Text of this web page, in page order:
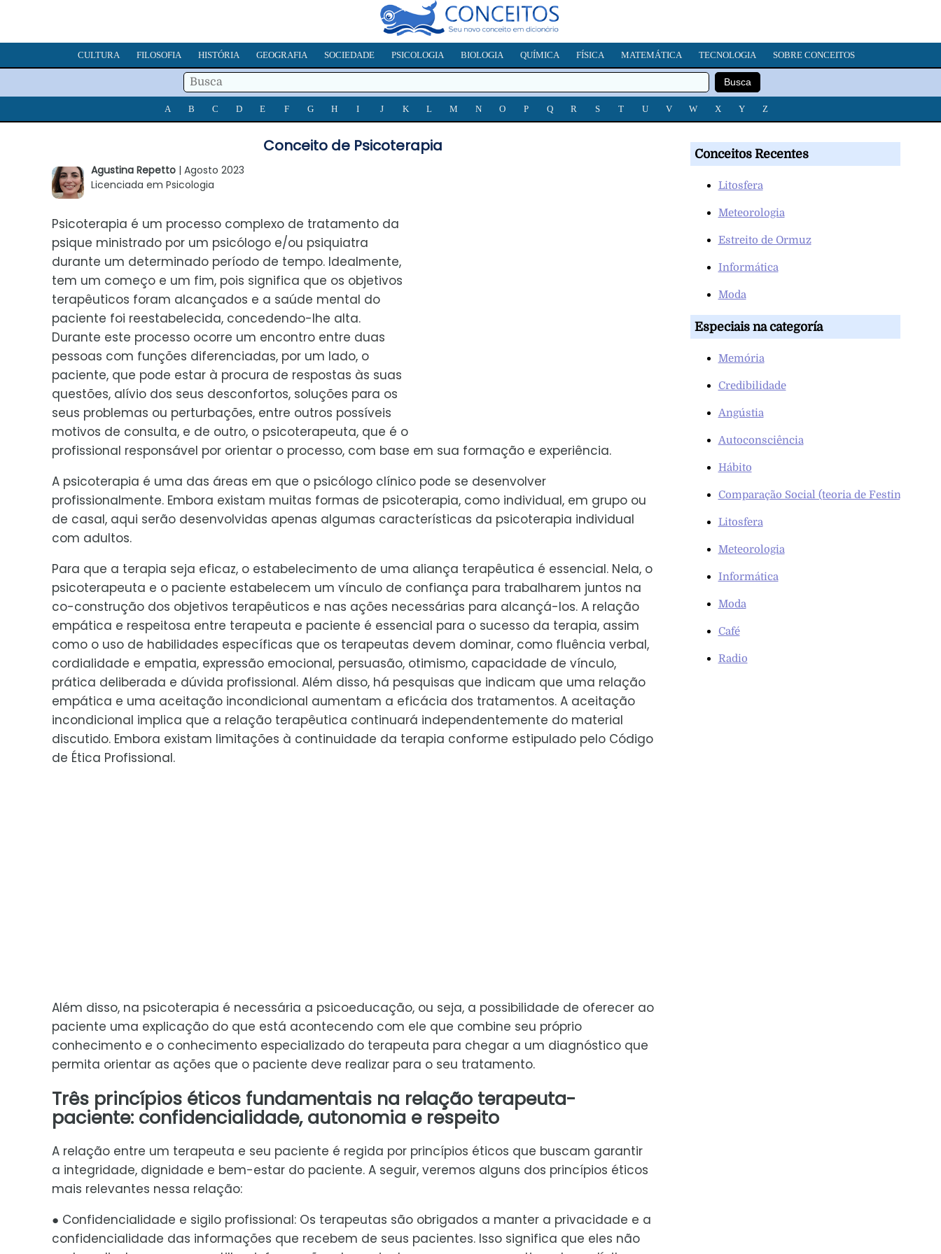
CULTURA FILOSOFIA HISTÓRIA GEOGRAFIA SOCIEDADE PSICOLOGIA BIOLOGIA QUÍMICA FÍSICA MATEMÁTICA TECNOLOGIA SOBRE CONCEITOS
A B C D E F G H I J K L M N O P Q R S T U V W X Y Z
Conceito de Psicoterapia
Agustina Repetto| Agosto 2023
Licenciada em Psicologia
Psicoterapia é um processo complexo de tratamento da
psique ministrado por um psicólogo e/ou psiquiatra
durante um determinado período de tempo. Idealmente,
tem um começo e um fim, pois significa que os objetivos
terapêuticos foram alcançados e a saúde mental do
paciente foi reestabelecida, concedendo-lhe alta.
Durante este processo ocorre um encontro entre duas
pessoas com funções diferenciadas, por um lado, o
paciente, que pode estar à procura de respostas às suas
questões, alívio dos seus desconfortos, soluções para os
seus problemas ou perturbações, entre outros possíveis
motivos de consulta, e de outro, o psicoterapeuta, que é o
profissional responsável por orientar o processo, com base em sua formação e experiência.
A psicoterapia é uma das áreas em que o psicólogo clínico pode se desenvolver
profissionalmente. Embora existam muitas formas de psicoterapia, como individual, em grupo ou
de casal, aqui serão desenvolvidas apenas algumas características da psicoterapia individual
com adultos.
Para que a terapia seja eficaz, o estabelecimento de uma aliança terapêutica é essencial. Nela, o
psicoterapeuta e o paciente estabelecem um vínculo de confiança para trabalharem juntos na
co-construção dos objetivos terapêuticos e nas ações necessárias para alcançá-los. A relação
empática e respeitosa entre terapeuta e paciente é essencial para o sucesso da terapia, assim
como o uso de habilidades específicas que os terapeutas devem dominar, como fluência verbal,
cordialidade e empatia, expressão emocional, persuasão, otimismo, capacidade de vínculo,
prática deliberada e dúvida profissional. Além disso, há pesquisas que indicam que uma relação
empática e uma aceitação incondicional aumentam a eficácia dos tratamentos. A aceitação
incondicional implica que a relação terapêutica continuará independentemente do material
discutido. Embora existam limitações à continuidade da terapia conforme estipulado pelo Código
de Ética Profissional.
Além disso, na psicoterapia é necessária a psicoeducação, ou seja, a possibilidade de oferecer ao
paciente uma explicação do que está acontecendo com ele que combine seu próprio
conhecimento e o conhecimento especializado do terapeuta para chegar a um diagnóstico que
permita orientar as ações que o paciente deve realizar para o seu tratamento.
Três princípios éticos fundamentais na relação terapeuta-
paciente: confidencialidade, autonomia e respeito
A relação entre um terapeuta e seu paciente é regida por princípios éticos que buscam garantir
a integridade, dignidade e bem-estar do paciente. A seguir, veremos alguns dos princípios éticos
mais relevantes nessa relação:
● Confidencialidade e sigilo profissional: Os terapeutas são obrigados a manter a privacidade e a
confidencialidade das informações que recebem de seus pacientes. Isso significa que eles não
Conceitos Recentes
Litosfera
Meteorologia
Estreito de Ormuz
Informática
Moda
Especiais na categoría
Memória
Credibilidade
Angústia
Autoconsciência
Hábito
Comparação Social (teoria de Festinger)
Litosfera
Meteorologia
Informática
Moda
Café
Radio